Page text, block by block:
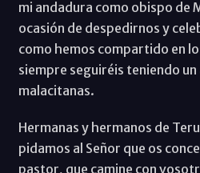
mi andadura como obispo de
ocasión de despedirnos y
como hemos compartido en
siempre seguiréis teniendo
malacitanas.
Hermanas y hermanos de
pidamos al Señor que os
pastor, que camine con